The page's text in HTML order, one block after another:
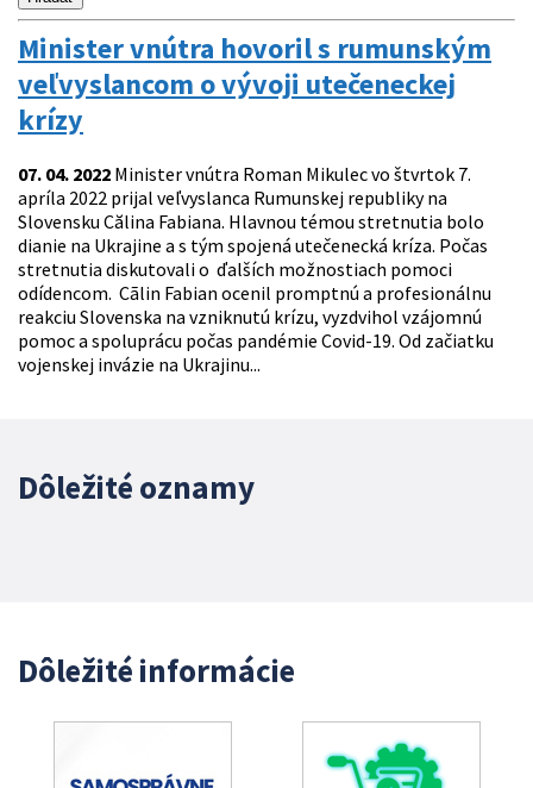
Minister vnútra hovoril s rumunským
veľvyslancom o vývoji utečeneckej
krízy
07. 04. 2022 Minister vnútra Roman Mikulec vo štvrtok 7.
apríla 2022 prijal veľvyslanca Rumunskej republiky na
Slovensku Călina Fabiana. Hlavnou témou stretnutia bolo
dianie na Ukrajine a s tým spojená utečenecká kríza. Počas
stretnutia diskutovali o ďalších možnostiach pomoci
odídencom. Cãlin Fabian ocenil promptnú a profesionálnu
reakciu Slovenska na vzniknutú krízu, vyzdvihol vzájomnú
pomoc a spoluprácu počas pandémie Covid-19. Od začiatku
vojenskej invázie na Ukrajinu...
Dôležité oznamy
Dôležité informácie